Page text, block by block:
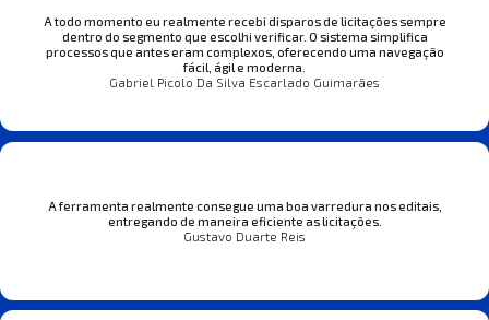
A todo momento eu realmente recebi disparos de licitações sempre
dentro do segmento que escolhi verificar. O sistema simplifica
processos que antes eram complexos, oferecendo uma navegação
fácil, ágil e moderna.
Gabriel Picolo Da Silva Escarlado Guimarães
A ferramenta realmente consegue uma boa varredura nos editais,
entregando de maneira eficiente as licitações.
Gustavo Duarte Reis